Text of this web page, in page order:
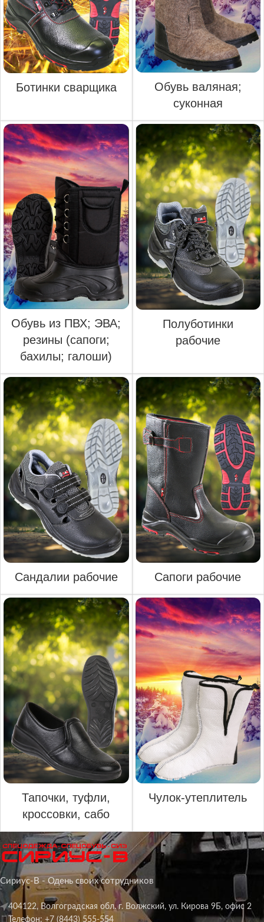
Ботинки сварщика
Обувь валяная;
суконная
Обувь из ПВХ; ЭВА;
резины (сапоги;
бахилы; галоши)
Полуботинки
рабочие
Сандалии рабочие Сапоги рабочие
Тапочки, туфли,
кроссовки, сабо
Чулок-утеплитель
Сириус-В - Одень своих сотрудников
404122, Волгоградская обл. г. Волжский, ул. Кирова 9Б, офис 2
Телефон: +7 (8443) 555-554